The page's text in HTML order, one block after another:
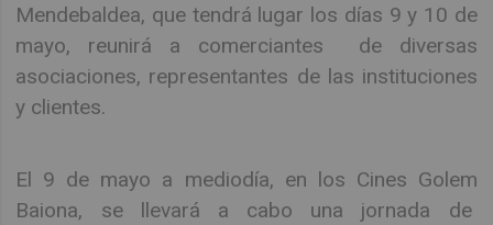
Mendebaldea, que tendrá lugar los días 9 y 10 de
mayo, reunirá a comerciantes de diversas
asociaciones, representantes de las instituciones
y clientes.
El 9 de mayo a mediodía, en los Cines Golem
Baiona, se llevará a cabo una jornada de